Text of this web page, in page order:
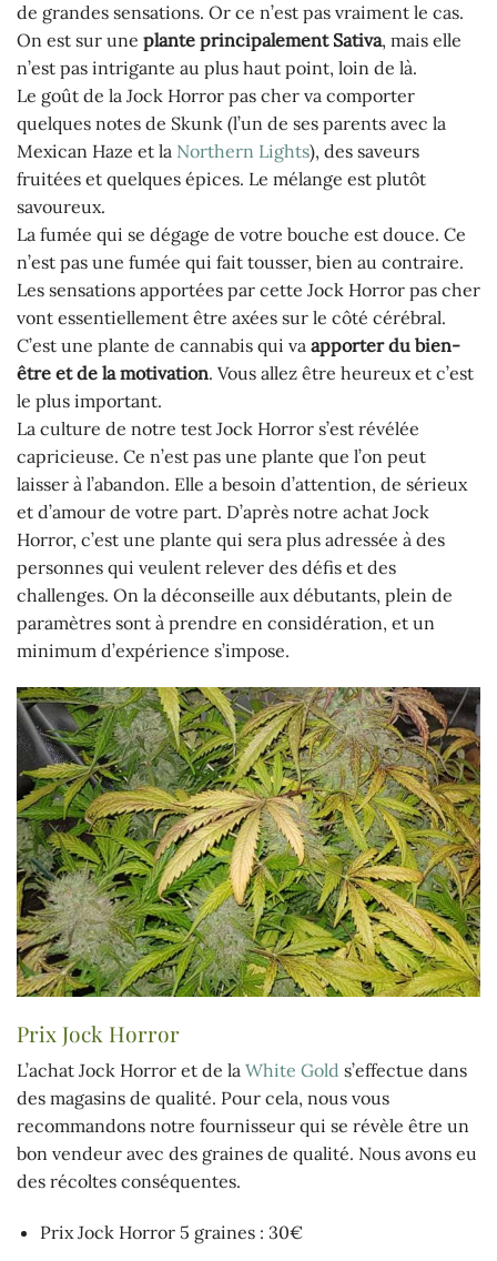
de grandes sensations. Or ce n’est pas vraiment le cas.
On est sur une plante principalement Sativa, mais elle
n’est pas intrigante au plus haut point, loin de là.
Le goût de la Jock Horror pas cher va comporter
quelques notes de Skunk (l’un de ses parents avec la
Mexican Haze et la Northern Lights), des saveurs
fruitées et quelques épices. Le mélange est plutôt
savoureux.
La fumée qui se dégage de votre bouche est douce. Ce
n’est pas une fumée qui fait tousser, bien au contraire.
Les sensations apportées par cette Jock Horror pas cher
vont essentiellement être axées sur le côté cérébral.
C’est une plante de cannabis qui va apporter du bien-
être et de la motivation. Vous allez être heureux et c’est
le plus important.
La culture de notre test Jock Horror s’est révélée
capricieuse. Ce n’est pas une plante que l’on peut
laisser à l’abandon. Elle a besoin d’attention, de sérieux
et d’amour de votre part. D’après notre achat Jock
Horror, c’est une plante qui sera plus adressée à des
personnes qui veulent relever des défis et des
challenges. On la déconseille aux débutants, plein de
paramètres sont à prendre en considération, et un
minimum d’expérience s’impose.
Prix Jock Horror
L’achat Jock Horror et de la White Gold s’effectue dans
des magasins de qualité. Pour cela, nous vous
recommandons notre fournisseur qui se révèle être un
bon vendeur avec des graines de qualité. Nous avons eu
des récoltes conséquentes.
Prix Jock Horror 5 graines : 30€